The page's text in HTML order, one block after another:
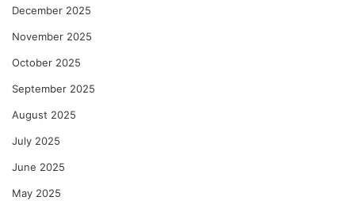
December 2025
November 2025
October 2025
September 2025
August 2025
July 2025
June 2025
May 2025